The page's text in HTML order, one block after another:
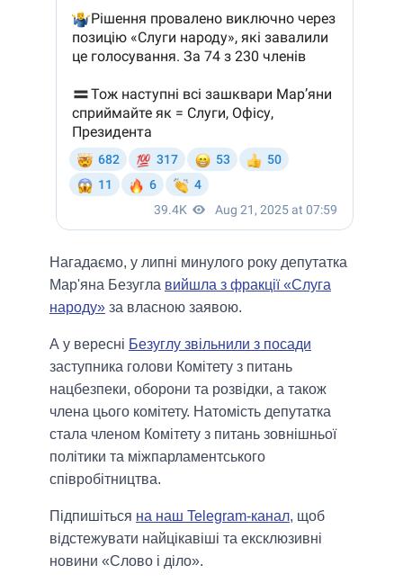
Нагадаємо, у липнi минулого року депутатка
Мар'яна Безугла вийшла з фракції «Слуга
народу» за власною заявою.
А у вереснi Безуглу звільнили з посади
заступника голови Комітету з питань
нацбезпеки, оборони та розвідки, а також
члена цього комітету. Натомiсть депутатка
стала членом Комітету з питань зовнішньої
політики та міжпарламентського
співробітництва.
Підпишіться на наш Telegram-канал, щоб
відстежувати найцікавіші та ексклюзивні
новини «Слово і діло».